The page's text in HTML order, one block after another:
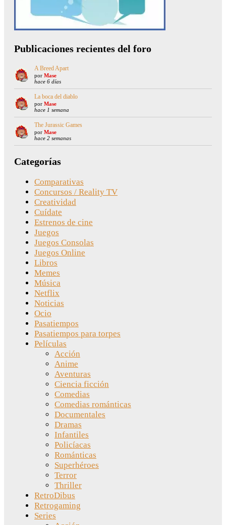
Publicaciones recientes del foro
A Breed Apart
por Mase
hace 6 días
La boca del diablo
por Mase
hace 1 semana
The Jurassic Games
por Mase
hace 2 semanas
Categorías
Comparativas
Concursos / Reality TV
Creatividad
Cuídate
Estrenos de cine
Juegos
Juegos Consolas
Juegos Online
Libros
Memes
Música
Netflix
Noticias
Ocio
Pasatiempos
Pasatiempos para torpes
Películas
Acción
Anime
Aventuras
Ciencia ficción
Comedias
Comedias románticas
Documentales
Dramas
Infantiles
Policíacas
Románticas
Superhéroes
Terror
Thriller
RetroDibus
Retrogaming
Series